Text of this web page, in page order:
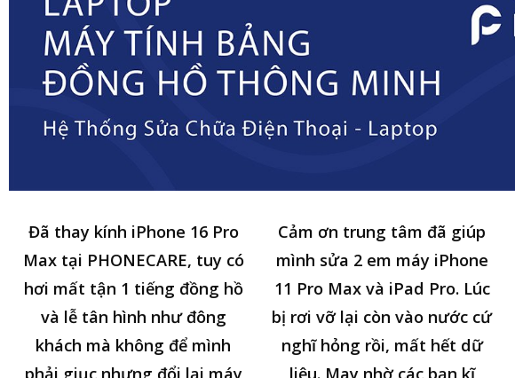
Đã thay kính iPhone 16 Pro
Max tại PHONECARE, tuy có
hơi mất tận 1 tiếng đồng hồ
và lễ tân hình như đông
khách mà không để mình
phải giục nhưng đổi lại máy
Cảm ơn trung tâm đã giúp
mình sửa 2 em máy iPhone
11 Pro Max và iPad Pro. Lúc
bị rơi vỡ lại còn vào nước cứ
nghĩ hỏng rồi, mất hết dữ
liệu. May nhờ các bạn kĩ